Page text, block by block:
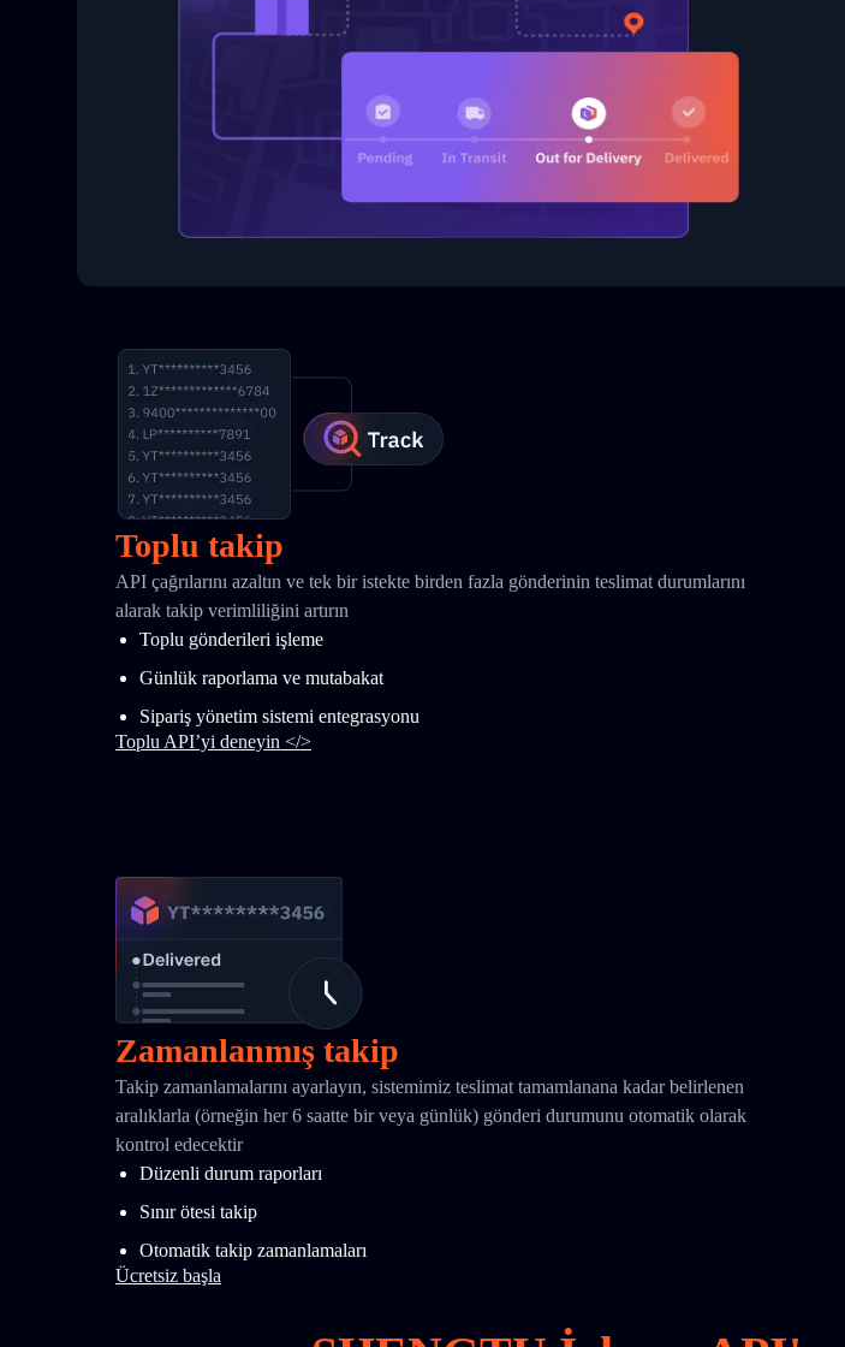
Toplu takip
API çağrılarını azaltın ve tek bir istekte birden fazla gönderinin teslimat durumlarını
alarak takip verimliliğini artırın
Toplu gönderileri işleme
Günlük raporlama ve mutabakat
Sipariş yönetim sistemi entegrasyonu
Toplu API’yi deneyin </>
Zamanlanmış takip
Takip zamanlamalarını ayarlayın, sistemimiz teslimat tamamlanana kadar belirlenen
aralıklarla (örneğin her 6 saatte bir veya günlük) gönderi durumunu otomatik olarak
kontrol edecektir
Düzenli durum raporları
Sınır ötesi takip
Otomatik takip zamanlamaları
Ücretsiz başla